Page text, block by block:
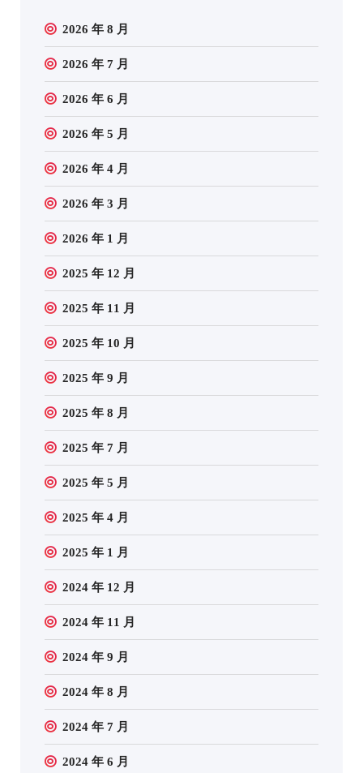
2026 年 8 月
2026 年 7 月
2026 年 6 月
2026 年 5 月
2026 年 4 月
2026 年 3 月
2026 年 1 月
2025 年 12 月
2025 年 11 月
2025 年 10 月
2025 年 9 月
2025 年 8 月
2025 年 7 月
2025 年 5 月
2025 年 4 月
2025 年 1 月
2024 年 12 月
2024 年 11 月
2024 年 9 月
2024 年 8 月
2024 年 7 月
2024 年 6 月